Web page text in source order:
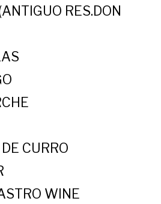
RES.DON
CURRO
WINE